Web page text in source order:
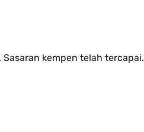
kempen telah tercapai.